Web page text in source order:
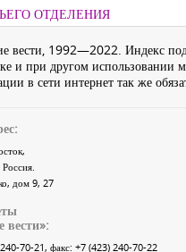
ОТДЕЛЕНИЯ
вести, 1992—2022. Индекс
и при другом использовании
в сети интернет так же
,
Россия.
, дом 9, 27
вести»:
70-21, факс: +7 (423) 240-70-22